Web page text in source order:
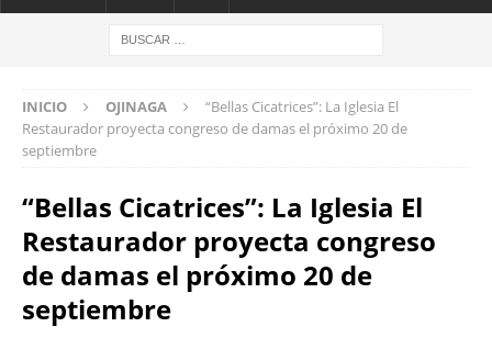
INICIO OJINAGA
“Bellas Cicatrices”: La Iglesia El
Restaurador proyecta congreso de damas el próximo 20 de
septiembre
“Bellas Cicatrices”: La Iglesia El
Restaurador proyecta congreso
de damas el próximo 20 de
septiembre